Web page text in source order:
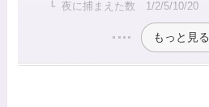
夜に捕まえた数 1/2/5/10/20
もっと見る